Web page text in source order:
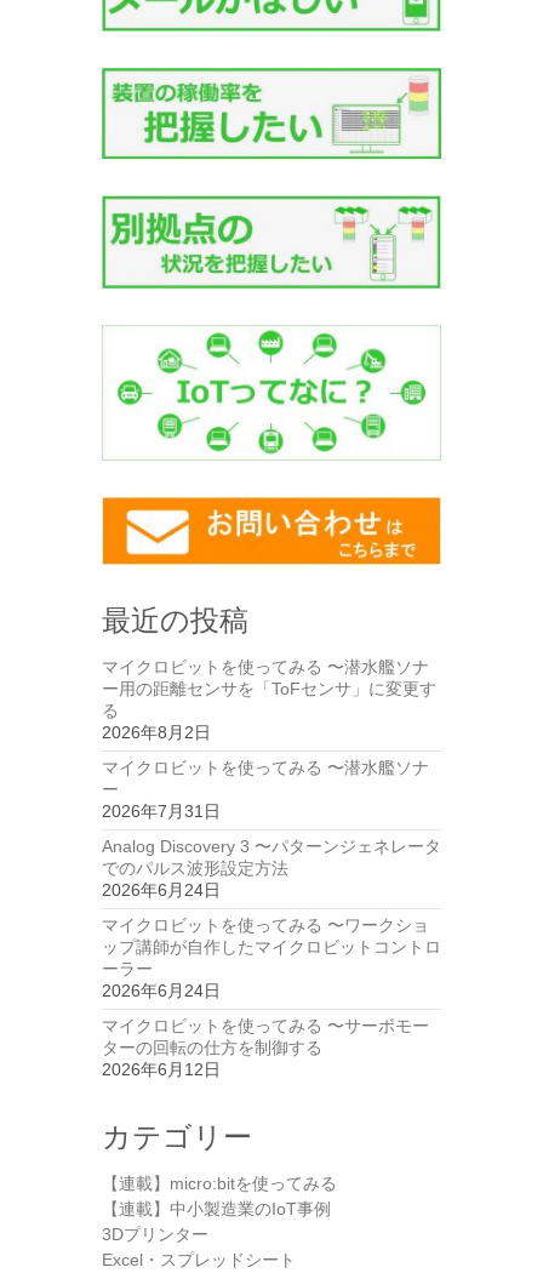
最近の投稿
マイクロビットを使ってみる 〜潜水艦ソナ
ー用の距離センサを「ToFセンサ」に変更す
る
2026年8月2日
マイクロビットを使ってみる 〜潜水艦ソナ
ー
2026年7月31日
Analog Discovery 3 〜パターンジェネレータ
でのパルス波形設定方法
2026年6月24日
マイクロビットを使ってみる 〜ワークショ
ップ講師が自作したマイクロビットコントロ
ーラー
2026年6月24日
マイクロビットを使ってみる 〜サーボモー
ターの回転の仕方を制御する
2026年6月12日
カテゴリー
【連載】micro:bitを使ってみる
【連載】中小製造業のIoT事例
3Dプリンター
Excel・スプレッドシート